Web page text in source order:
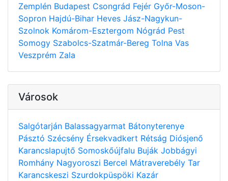
Zemplén Budapest Csongrád Fejér Győr-Moson-
Sopron Hajdú-Bihar Heves Jász-Nagykun-
Szolnok Komárom-Esztergom Nógrád Pest
Somogy Szabolcs-Szatmár-Bereg Tolna Vas
Veszprém Zala
Városok
Salgótarján Balassagyarmat Bátonyterenye
Pásztó Szécsény Érsekvadkert Rétság Diósjenő
Karancslapujtő Somoskőújfalu Buják Jobbágyi
Romhány Nagyoroszi Bercel Mátraverebély Tar
Karancskeszi Szurdokpüspöki Kazár